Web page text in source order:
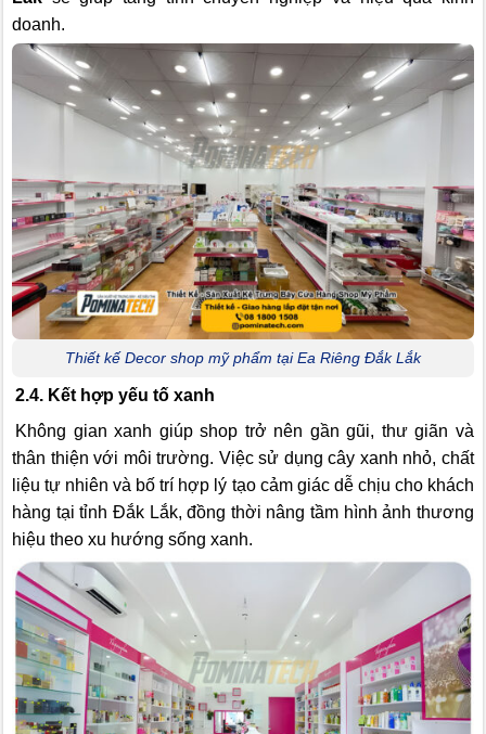
doanh.
Thiết kế Decor shop mỹ phẩm tại Ea Riêng Đắk Lắk
2.4. Kết hợp yếu tố xanh
Không gian xanh giúp shop trở nên gần gũi, thư giãn và
thân thiện với môi trường. Việc sử dụng cây xanh nhỏ, chất
liệu tự nhiên và bố trí hợp lý tạo cảm giác dễ chịu cho khách
hàng tại tỉnh Đắk Lắk, đồng thời nâng tầm hình ảnh thương
hiệu theo xu hướng sống xanh.